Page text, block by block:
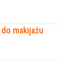
makijażu